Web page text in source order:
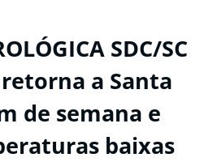
SDC/SC
a Santa
de semana e
baixas